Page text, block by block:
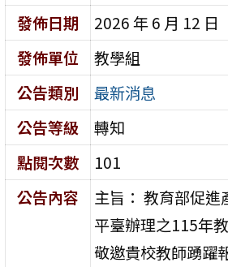
發佈日期
2026 年 6 月 12 日
發佈單位
教學組
公告類別
最新消息
公告等級
轉知
點閱次數
101
公告內容
主旨： 教育部促
平臺辦理之115年
敬邀貴校教師踴躍